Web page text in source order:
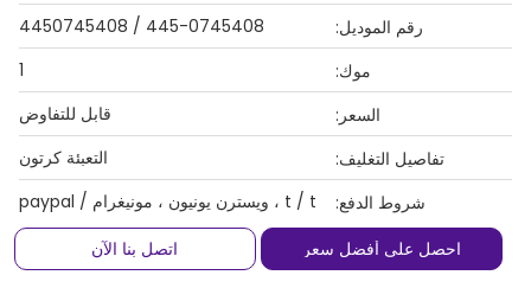
رقم الموديل:
445-0745408 / 4450745408
موك:
1
السعر:
قابل للتفاوض
تفاصيل التغليف:
التعبئة كرتون
شروط الدفع:
t / t ، ويسترن يونيون ، مونيغرام / paypal
احصل على أفضل سعر
اتصل بنا الآن